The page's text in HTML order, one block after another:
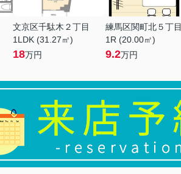
文京区千駄木２丁目
1LDK (31.27㎡)
18万円
練馬区関町北５丁目
1R (20.00㎡)
9.2万円